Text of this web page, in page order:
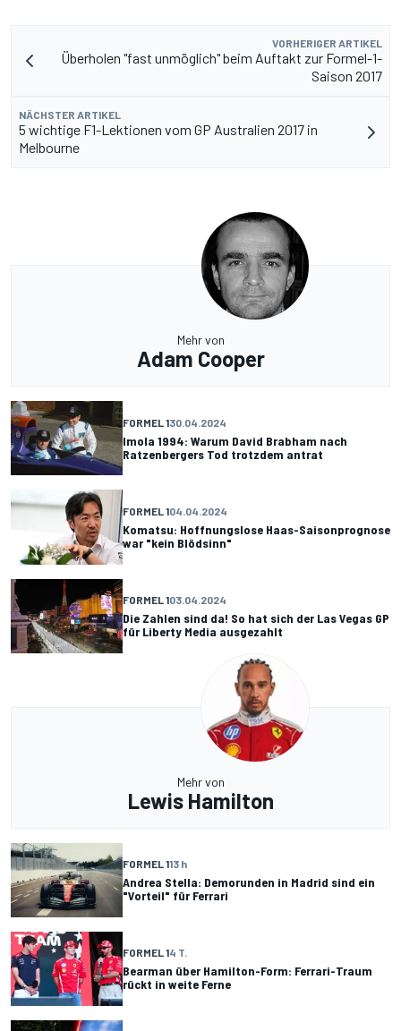
VORHERIGER ARTIKEL
Überholen "fast unmöglich" beim Auftakt zur Formel-1-
Saison 2017
NÄCHSTER ARTIKEL
5 wichtige F1-Lektionen vom GP Australien 2017 in
Melbourne
Mehr von
Adam Cooper
FORMEL 130.04.2024
Imola 1994: Warum David Brabham nach
Ratzenbergers Tod trotzdem antrat
FORMEL 104.04.2024
Komatsu: Hoffnungslose Haas-Saisonprognose
war "kein Blödsinn"
FORMEL 103.04.2024
Die Zahlen sind da! So hat sich der Las Vegas GP
für Liberty Media ausgezahlt
Mehr von
Lewis Hamilton
FORMEL 113 h
Andrea Stella: Demorunden in Madrid sind ein
"Vorteil" für Ferrari
FORMEL 14 T.
Bearman über Hamilton-Form: Ferrari-Traum
rückt in weite Ferne